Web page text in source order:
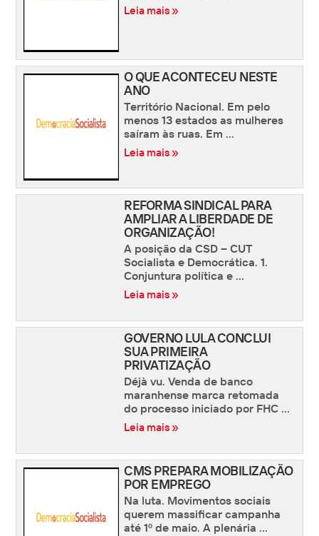
Leia mais »
O QUE ACONTECEU NESTE
ANO
Território Nacional. Em pelo
menos 13 estados as mulheres
saíram às ruas. Em ...
Leia mais »
REFORMA SINDICAL PARA
AMPLIAR A LIBERDADE DE
ORGANIZAÇÃO!
A posição da CSD – CUT
Socialista e Democrática. 1.
Conjuntura política e ...
Leia mais »
GOVERNO LULA CONCLUI
SUA PRIMEIRA
PRIVATIZAÇÃO
Déjà vu. Venda de banco
maranhense marca retomada
do processo iniciado por FHC ...
Leia mais »
CMS PREPARA MOBILIZAÇÃO
POR EMPREGO
Na luta. Movimentos sociais
querem massificar campanha
até 1º de maio. A plenária ...